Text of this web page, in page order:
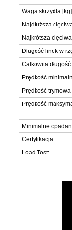
Waga skrzydła [kg]
Najdłuższa
Najkrótsza
Długość linek w
Całkowita
Prędkość
Prędkość trymowa
Prędkość
Minimalne
Certyfikacja
Load Test: